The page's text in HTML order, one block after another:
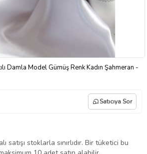
Damla Model Gümüş Renk Kadın Şahmeran -
Satıcıya Sor
satışı stoklarla sınırlıdır. Bir tüketici bu